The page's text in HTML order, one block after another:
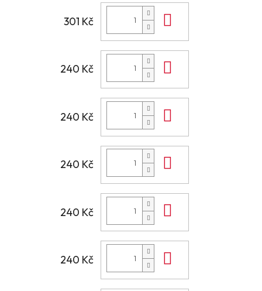
301 Kč
240 Kč
240 Kč
240 Kč
240 Kč
240 Kč